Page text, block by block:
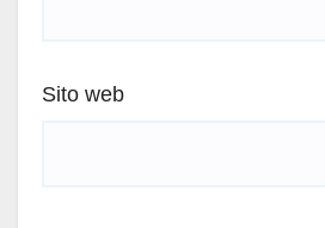
Sito web